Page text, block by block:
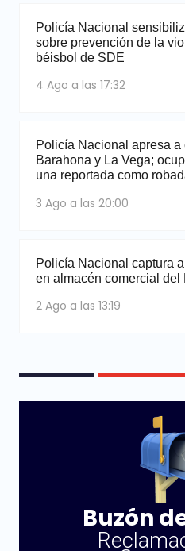
Policía Nacional
sobre prevención de la
béisbol de SDE
4 Ago a las 17:32
Policía Nacional apresa a
Barahona y La Vega;
una reportada como
3 Ago a las 20:00
Policía Nacional captura
en almacén comercial del
2 Ago a las 13:19
Buzón